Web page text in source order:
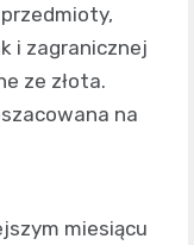
i zagranicznej
ze złota.
na
miesiącu